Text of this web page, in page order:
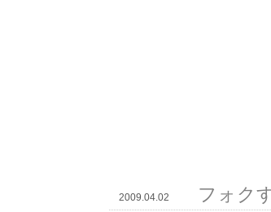
2009.04.02 フォク